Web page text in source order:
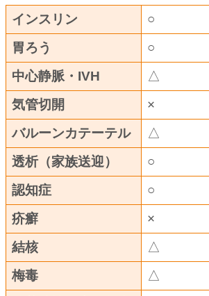
インスリン ○
胃ろう
○
中心静脈・IVH
△
気管切開
×
バルーンカテーテル
△
透析（家族送迎）
○
認知症
○
疥癬
×
結核
△
梅毒
△